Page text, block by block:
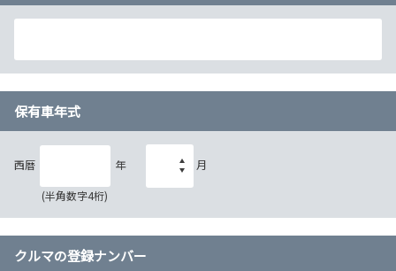
保有車年式
西暦 年
(半角数字4桁)
月
クルマの登録ナンバー